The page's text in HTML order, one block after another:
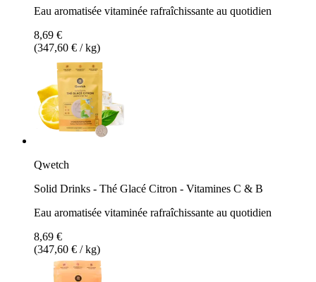
Eau aromatisée vitaminée rafraîchissante au quotidien
8,69 €
(347,60 € / kg)
Qwetch
Solid Drinks - Thé Glacé Citron - Vitamines C & B
Eau aromatisée vitaminée rafraîchissante au quotidien
8,69 €
(347,60 € / kg)